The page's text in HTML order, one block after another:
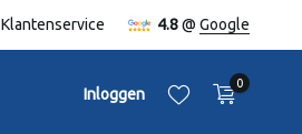
Klantenservice 4.8@ Google
Inloggen
0